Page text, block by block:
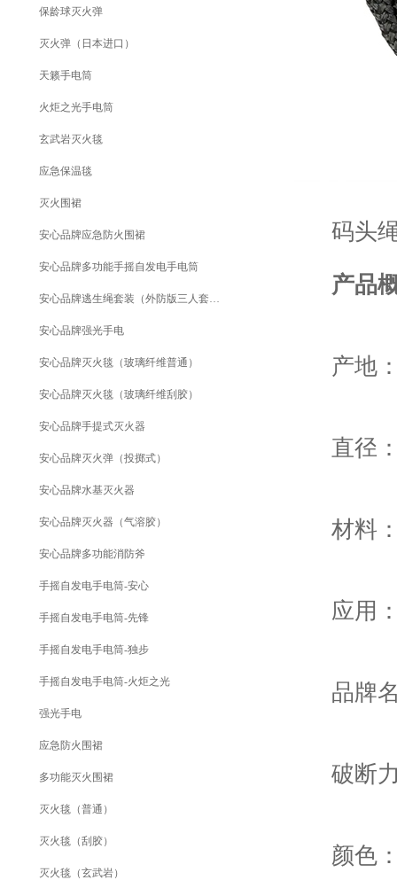
保龄球灭火弹
灭火弹（日本进口）
天籁手电筒
火炬之光手电筒
玄武岩灭火毯
应急保温毯
灭火围裙
安心品牌应急防火围裙
安心品牌多功能手摇自发电手电筒
安心品牌逃生绳套装（外防版三人套装）
安心品牌强光手电
安心品牌灭火毯（玻璃纤维普通）
安心品牌灭火毯（玻璃纤维刮胶）
安心品牌手提式灭火器
安心品牌灭火弹（投掷式）
安心品牌水基灭火器
安心品牌灭火器（气溶胶）
安心品牌多功能消防斧
手摇自发电手电筒-安心
手摇自发电手电筒-先锋
手摇自发电手电筒-独步
手摇自发电手电筒-火炬之光
强光手电
应急防火围裙
多功能灭火围裙
灭火毯（普通）
灭火毯（刮胶）
灭火毯（玄武岩）
码头绳
产品
产地：
直径：
材料：
应用：
品牌名
破断力
颜色：